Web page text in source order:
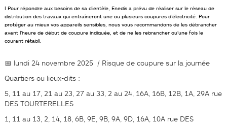
ℹ️ Pour répondre aux besoins de sa clientèle, Enedis a prévu de réaliser sur le réseau de
distribution des travaux qui entraîneront une ou plusieurs coupures d’électricité. Pour
protéger au mieux vos appareils sensibles, nous vous recommandons de les débrancher
avant l’heure de début de coupure indiquée, et de ne les rebrancher qu’une fois le
courant rétabli.
📅 lundi 24 novembre 2025 / Risque de coupure sur la journée
Quartiers ou lieux-dits :
5, 11 au 17, 21 au 23, 27 au 33, 2 au 24, 16A, 16B, 12B, 1A, 29A rue
DES TOURTERELLES
1, 11 au 13, 2, 14, 18, 6B, 9E, 9B, 9A, 9D, 16A, 10A rue DES